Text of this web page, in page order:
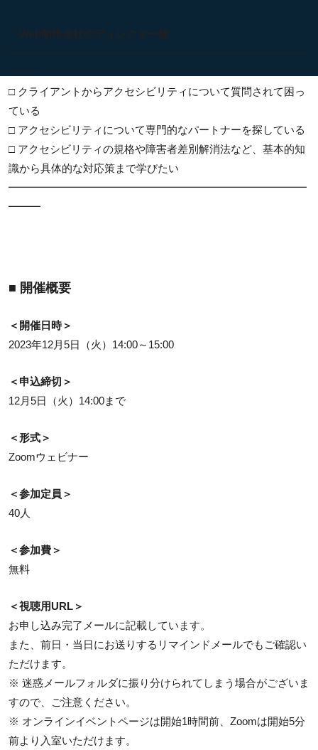
・Web制作会社のディレクター様
□ クライアントからアクセシビリティについて質問されて困っ
ている
□ アクセシビリティについて専門的なパートナーを探している
□ アクセシビリティの規格や障害者差別解消法など、基本的知
識から具体的な対応策まで学びたい
━━━━━━━━━━━━━━━━━━━━━━━━━━━━
━━━
■ 開催概要
＜開催日時＞
2023年12月5日（火）14:00～15:00
＜申込締切＞
12月5日（火）14:00まで
＜形式＞
Zoomウェビナー
＜参加定員＞
40人
＜参加費＞
無料
＜視聴用URL＞
お申し込み完了メールに記載しています。
また、前日・当日にお送りするリマインドメールでもご確認い
ただけます。
※ 迷惑メールフォルダに振り分けられてしまう場合がございま
すので、ご注意ください。
※ オンラインイベントページは開始1時間前、Zoomは開始5分
前より入室いただけます。